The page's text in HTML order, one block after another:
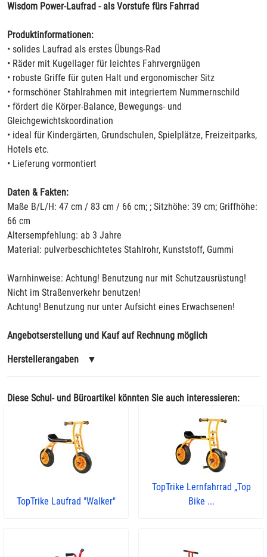
Wisdom Power-Laufrad - als Vorstufe fürs Fahrrad
Produktinformationen:
• solides Laufrad als erstes Übungs-Rad
• Räder mit Kugellager für leichtes Fahrvergnügen
• robuste Griffe für guten Halt und ergonomischer Sitz
• formschöner Stahlrahmen mit integriertem Nummernschild
• fördert die Körper-Balance, Bewegungs- und
Gleichgewichtskoordination
• ideal für Kindergärten, Grundschulen, Spielplätze, Freizeitparks,
Hotels etc.
• Lieferung vormontiert
Daten & Fakten:
Maße B/L/H: 47 cm / 83 cm / 66 cm; ; Sitzhöhe: 39 cm; Griffhöhe:
66 cm
Altersempfehlung: ab 3 Jahre
Material: pulverbeschichtetes Stahlrohr, Kunststoff, Gummi
Warnhinweise: Achtung! Benutzung nur mit Schutzausrüstung!
Nicht im Straßenverkehr benutzen!
Achtung! Benutzung nur unter Aufsicht eines Erwachsenen!
Angebotserstellung und Kauf auf Rechnung möglich
Herstellerangaben ▼
Diese Schul- und Büroartikel könnten Sie auch interessieren:
TopTrike Laufrad "Walker"
TopTrike Lernfahrrad „Top
Bike ...